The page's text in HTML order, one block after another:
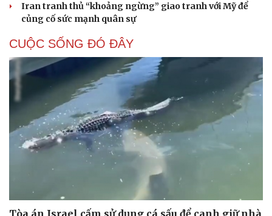
Iran tranh thủ “khoảng ngừng” giao tranh với Mỹ để
củng cố sức mạnh quân sự
CUỘC SỐNG ĐÓ ĐÂY
Tòa án Israel cấm sử dụng cá sấu để canh giữ nhà